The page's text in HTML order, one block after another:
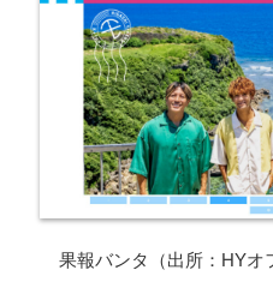
果報バンタ（出所：HYオ